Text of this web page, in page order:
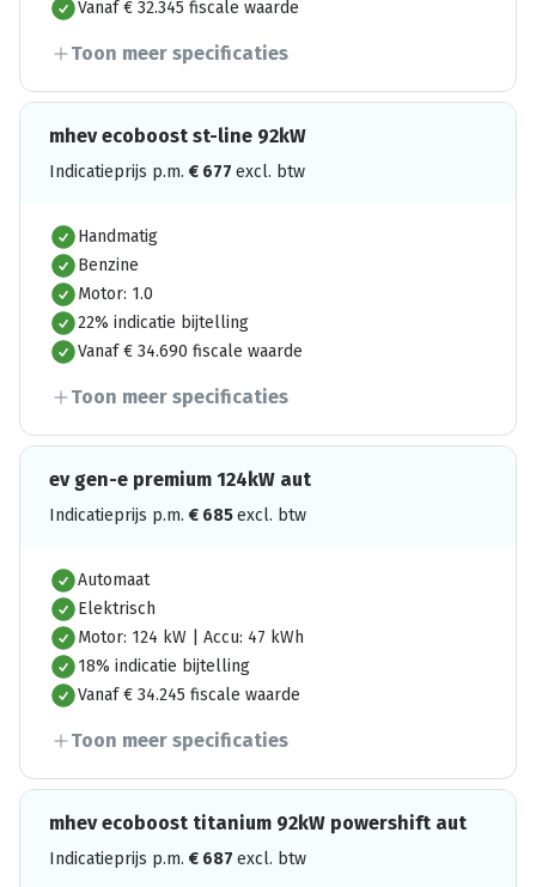
Vanaf € 32.345 fiscale waarde
Toon meer specificaties
mhev ecoboost st-line 92kW
Indicatieprijs p.m. € 677 excl. btw
Handmatig
Benzine
Motor: 1.0
22% indicatie bijtelling
Vanaf € 34.690 fiscale waarde
Toon meer specificaties
ev gen-e premium 124kW aut
Indicatieprijs p.m. € 685excl. btw
Automaat
Elektrisch
Motor: 124 kW | Accu: 47 kWh
18% indicatie bijtelling
Vanaf € 34.245 fiscale waarde
Toon meer specificaties
mhev ecoboost titanium 92kW powershift aut
Indicatieprijs p.m. € 687 excl. btw